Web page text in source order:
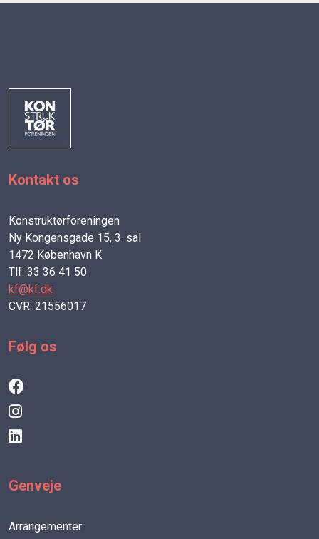
Kontakt os
Konstruktørforeningen
Ny Kongensgade 15, 3. sal
1472 København K
Tlf: 33 36 41 50
kf@kf.dk
CVR: 21556017
Følg os
Genveje
Arrangementer